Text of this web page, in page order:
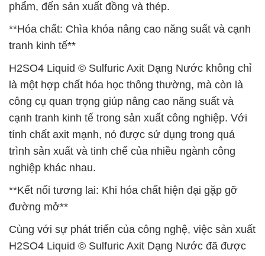
phẩm, đến sản xuất đồng và thép.
**Hóa chất: Chìa khóa nâng cao năng suất và cạnh
tranh kinh tế**
H2SO4 Liquid © Sulfuric Axit Dạng Nước không chỉ
là một hợp chất hóa học thông thường, mà còn là
công cụ quan trọng giúp nâng cao năng suất và
cạnh tranh kinh tế trong sản xuất công nghiệp. Với
tính chất axit mạnh, nó được sử dụng trong quá
trình sản xuất và tinh chế của nhiều ngành công
nghiệp khác nhau.
**Kết nối tương lai: Khi hóa chất hiện đại gặp gỡ
đường mở**
Cùng với sự phát triển của công nghệ, việc sản xuất
H2SO4 Liquid © Sulfuric Axit Dạng Nước đã được